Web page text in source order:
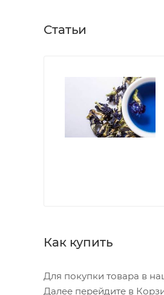
Статьи
Как купить
Для покупки товара в
Далее перейдите в